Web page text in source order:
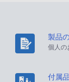
製品
個人の
付属